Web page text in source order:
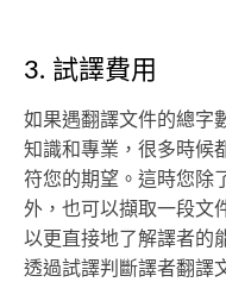
3. 試譯費用
如果遇翻譯文件的總字
知識和專業，很多時候
符您的期望。這時您除
外，也可以擷取一段文
以更直接地了解譯者的
透過試譯判斷譯者翻譯